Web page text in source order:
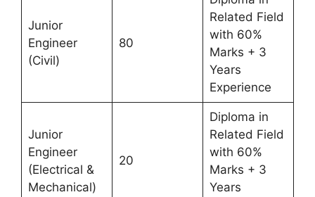
Junior
Engineer
(Civil)
80
Related Field
with 60%
Marks + 3
Years
Experience
Junior
Engineer
(Electrical &
Mechanical)
20
Diploma in
Related Field
with 60%
Marks + 3
Years